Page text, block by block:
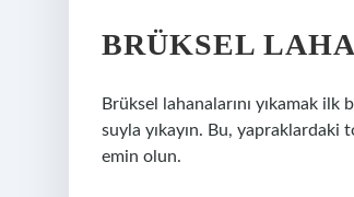
BRÜKSEL
Brüksel lahanalarını yıkamak
suyla yıkayın. Bu, yapraklardaki
emin olun.